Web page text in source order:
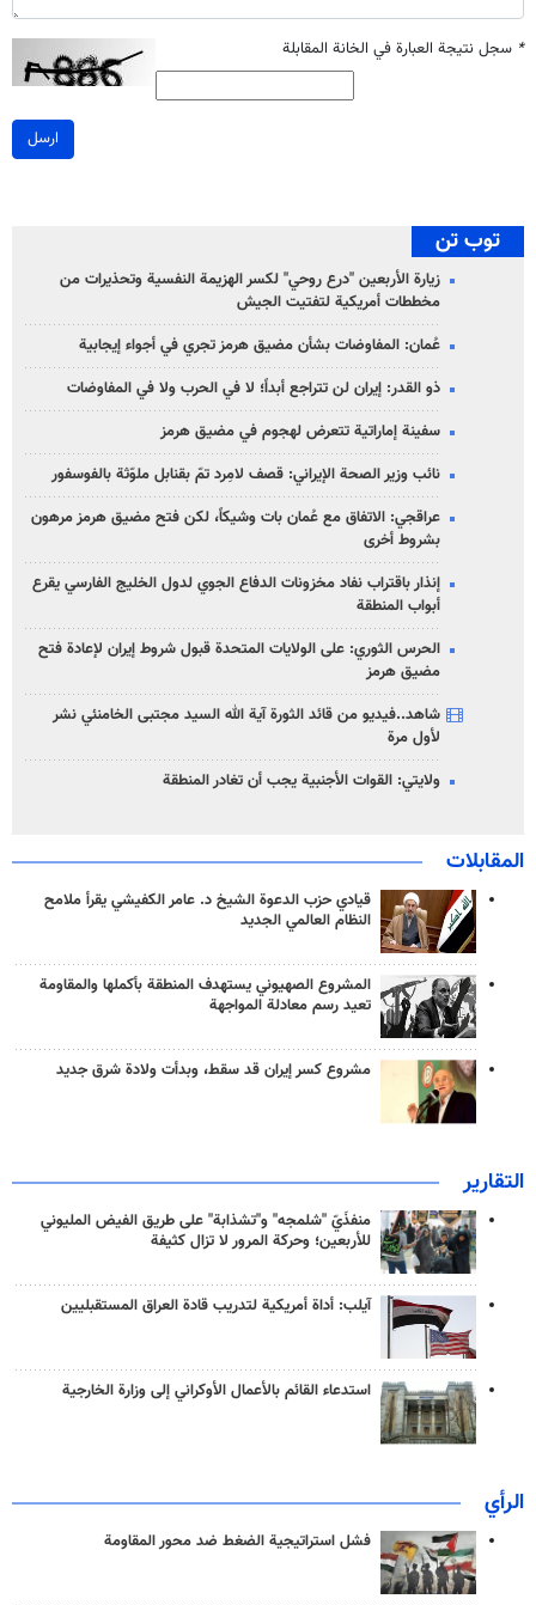
* سجل نتيجة العبارة في الخانة المقابلة
ارسل
توب تن
زيارة الأربعين "درع روحي" لكسر الهزيمة النفسية وتحذيرات من
مخططات أمريكية لتفتيت الجيش
عُمان: المفاوضات بشأن مضيق هرمز تجري في أجواء إيجابية
ذو القدر: إيران لن تتراجع أبداً؛ لا في الحرب ولا في المفاوضات
سفينة إماراتية تتعرض لهجوم في مضيق هرمز
نائب وزير الصحة الإيراني: قصف لامِرد تمّ بقنابل ملوّثة بالفوسفور
عراقجي: الاتفاق مع عُمان بات وشيكاً، لكن فتح مضيق هرمز مرهون
بشروط أخرى
إنذار باقتراب نفاد مخزونات الدفاع الجوي لدول الخليج الفارسي يقرع
أبواب المنطقة
الحرس الثوري: على الولايات المتحدة قبول شروط إيران لإعادة فتح
مضيق هرمز
شاهد..فيديو من قائد الثورة آية الله السيد مجتبى الخامنئي نشر
لأول مرة
ولايتي: القوات الأجنبية يجب أن تغادر المنطقة
المقابلات
قيادي حزب الدعوة الشيخ د. عامر الكفيشي يقرأ ملامح
النظام العالمي الجديد
المشروع الصهيوني يستهدف المنطقة بأكملها والمقاومة
تعيد رسم معادلة المواجهة
مشروع كسر إيران قد سقط، وبدأت ولادة شرق جديد
التقارير
منفذَيّ "شلمجه" و"تشذابة" على طريق الفيض المليوني
للأربعين؛ وحركة المرور لا تزال كثيفة
آيلب: أداة أمريكية لتدريب قادة العراق المستقبليين
استدعاء القائم بالأعمال الأوكراني إلى وزارة الخارجية
الرأي
فشل استراتيجية الضغط ضد محور المقاومة